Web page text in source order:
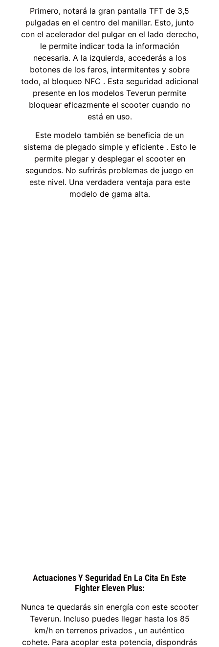
Primero, notará la gran pantalla TFT de 3,5
pulgadas en el centro del manillar. Esto, junto
con el acelerador del pulgar en el lado derecho,
le permite indicar toda la información
necesaria. A la izquierda, accederás a los
botones de los faros, intermitentes y sobre
todo, al bloqueo NFC . Esta seguridad adicional
presente en los modelos Teverun permite
bloquear eficazmente el scooter cuando no
está en uso.
Este modelo también se beneficia de un
sistema de plegado simple y eficiente . Esto le
permite plegar y desplegar el scooter en
segundos. No sufrirás problemas de juego en
este nivel. Una verdadera ventaja para este
modelo de gama alta.
Actuaciones Y Seguridad En La Cita En Este
Fighter Eleven Plus:
Nunca te quedarás sin energía con este scooter
Teverun. Incluso puedes llegar hasta los 85
km/h en terrenos privados , un auténtico
cohete. Para acoplar esta potencia, dispondrás